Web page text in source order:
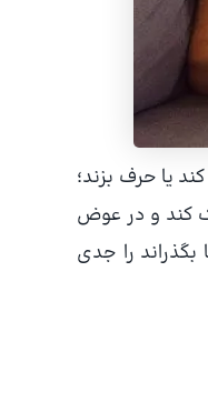
یا حرف بزند؛
کند و در عوض
را جدی